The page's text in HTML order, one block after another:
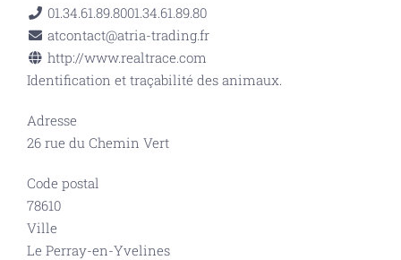
01.34.61.89.8001.34.61.89.80
atcontact@atria-trading.fr
http://www.realtrace.com
Identification et traçabilité des animaux.
Adresse
26 rue du Chemin Vert
Code postal
78610
Ville
Le Perray-en-Yvelines